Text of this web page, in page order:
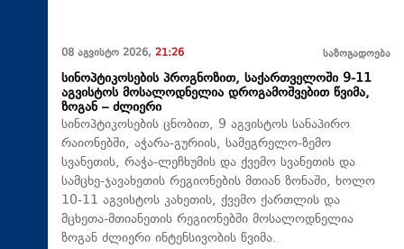
08 აგვისტო 2026, 21:26 საზოგადოება
სინოპტიკოსების პროგნოზით, საქართველოში 9-11
აგვისტოს მოსალოდნელია დროგამოშვებით წვიმა,
ზოგან – ძლიერი
სინოპტიკოსების ცნობით, 9 აგვისტოს სანაპირო
რაიონებში, აჭარა-გურიის, სამეგრელო-ზემო
სვანეთის, რაჭა-ლეჩხუმის და ქვემო სვანეთის და
სამცხე-ჯავახეთის რეგიონების მთიან ზონაში, ხოლო
10-11 აგვისტოს კახეთის, ქვემო ქართლის და
მცხეთა-მთიანეთის რეგიონებში მოსალოდნელია
ზოგან ძლიერი ინტენსივობის წვიმა.